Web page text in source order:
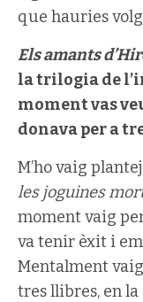
que hauries
Els amants
la trilogia de
moment vas
donava per a
M’ho vaig
les joguines
moment vaig
va tenir èxit i
Mentalment
tres llibres, en